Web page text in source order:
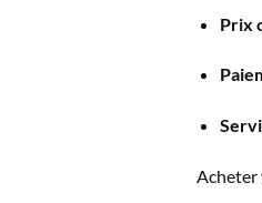
Prix
Acheter